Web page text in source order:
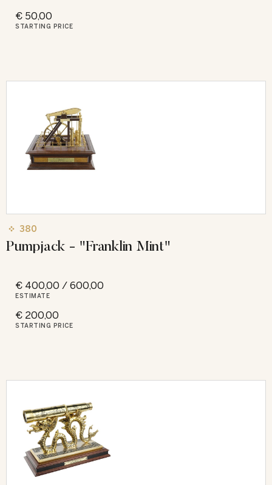
€ 50,00
STARTING PRICE
380
Pumpjack - "Franklin Mint"
€ 400,00 / 600,00
ESTIMATE
€ 200,00
STARTING PRICE